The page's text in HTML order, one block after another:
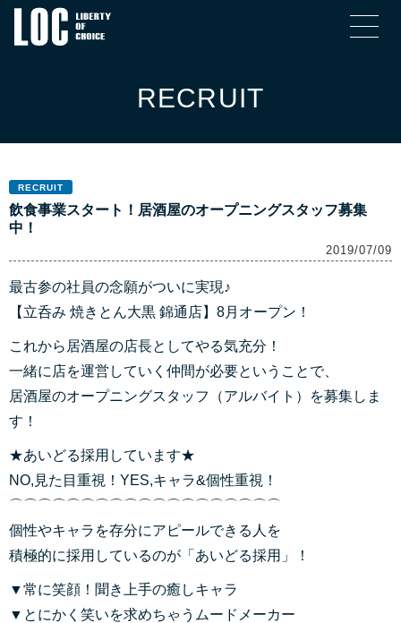
RECRUIT
RECRUIT
飲食事業スタート！居酒屋のオープニングスタッフ募集
中！
2019/07/09
最古参の社員の念願がついに実現♪
【立呑み 焼きとん大黒 錦通店】8月オープン！
これから居酒屋の店長としてやる気充分！
一緒に店を運営していく仲間が必要ということで、
居酒屋のオープニングスタッフ（アルバイト）を募集しま
す！
★あいどる採用しています★
NO,見た目重視！YES,キャラ&個性重視！
⌒⌒⌒⌒⌒⌒⌒⌒⌒⌒⌒⌒⌒⌒⌒⌒⌒⌒⌒
個性やキャラを存分にアピールできる人を
積極的に採用しているのが「あいどる採用」！
▼常に笑顔！聞き上手の癒しキャラ
▼とにかく笑いを求めちゃうムードメーカー